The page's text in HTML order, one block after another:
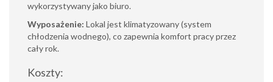
wykorzystywany jako biuro.
Wyposażenie: Lokal jest klimatyzowany (system
chłodzenia wodnego), co zapewnia komfort pracy przez
cały rok.
Koszty: